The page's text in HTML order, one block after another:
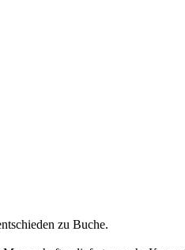
zu Buche.